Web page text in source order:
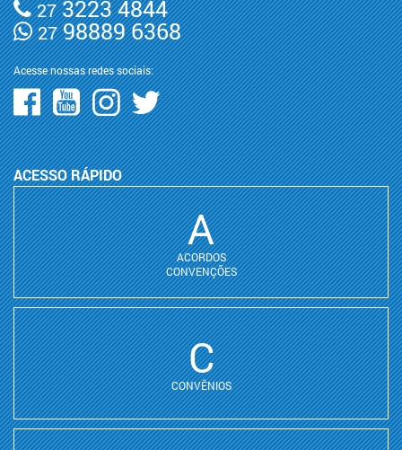
273223 4844
2798889 6368
Acesse nossas redes sociais:
ACESSO RÁPIDO
A
ACORDOS
CONVENÇÕES
C
CONVÊNIOS